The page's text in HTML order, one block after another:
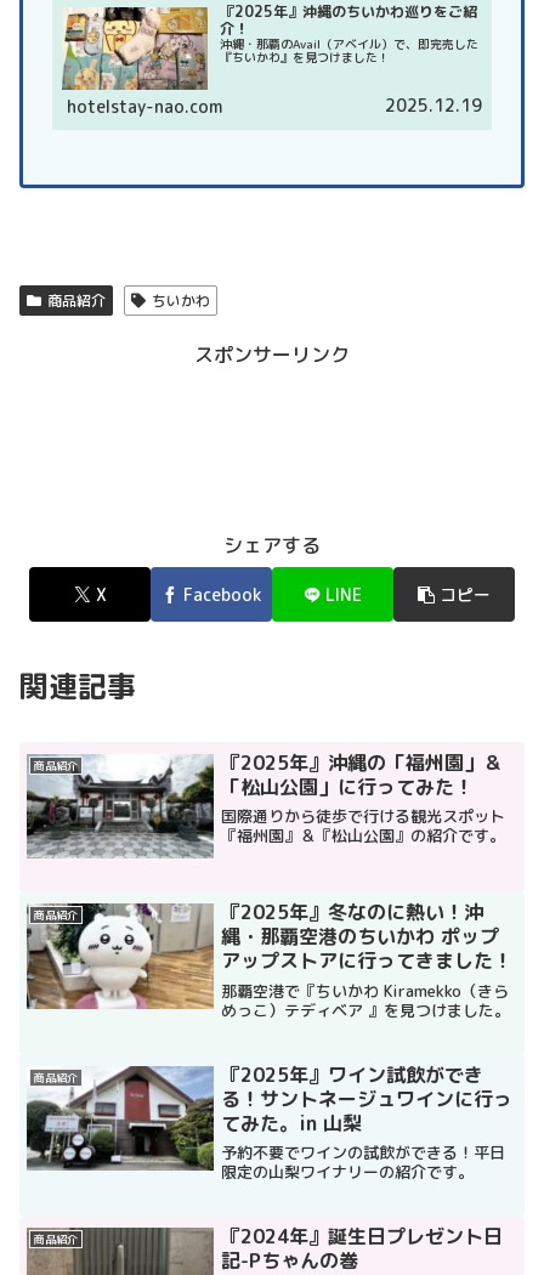
『2025年』沖縄のちいかわ巡りをご紹
介！
沖縄・那覇のAvail（アベイル）で、即完売した
『ちいかわ』を見つけました！
hotelstay-nao.com 2025.12.19
商品紹介 ちいかわ
スポンサーリンク
シェアする
X Facebook LINE コピー
関連記事
商品紹介
『2025年』沖縄の「福州園」＆
「松山公園」に行ってみた！
国際通りから徒歩で行ける観光スポット
『福州園』＆『松山公園』の紹介です。
商品紹介
『2025年』冬なのに熱い！沖
縄・那覇空港のちいかわ ポップ
アップストアに行ってきました！
那覇空港で『ちいかわ Kiramekko（きら
めっこ）テディベア 』を見つけました。
商品紹介
『2025年』ワイン試飲ができ
る！サントネージュワインに行っ
てみた。in 山梨
予約不要でワインの試飲ができる！平日
限定の山梨ワイナリーの紹介です。
商品紹介
『2024年』誕生日プレゼント日
記-Pちゃんの巻